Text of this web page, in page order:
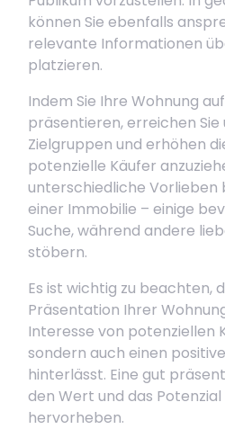
können Sie ebenfalls
relevante Informationen
platzieren.
Indem Sie Ihre Wohnung
präsentieren, erreichen
Zielgruppen und erhöhen
potenzielle Käufer
unterschiedliche Vorlieben
einer Immobilie – einige
Suche, während andere
stöbern.
Es ist wichtig zu beachten,
Präsentation Ihrer
Interesse von potenziellen
sondern auch einen
hinterlässt. Eine gut
den Wert und das
hervorheben.